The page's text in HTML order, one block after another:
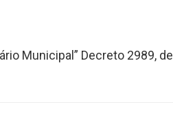
Municipal” Decreto 2989,